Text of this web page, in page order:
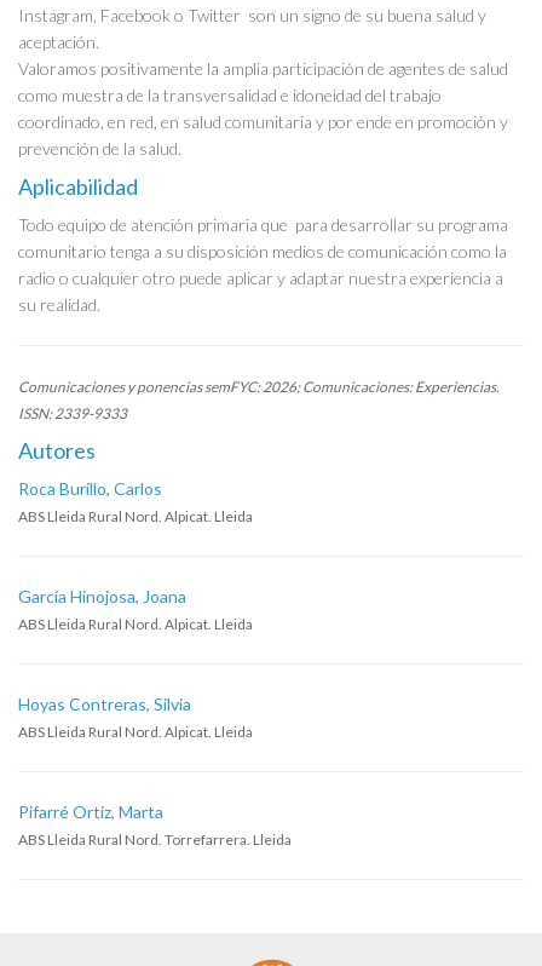
Instagram, Facebook o Twitter son un signo de su buena salud y
aceptación.
Valoramos positivamente la amplia participación de agentes de salud
como muestra de la transversalidad e idoneidad del trabajo
coordinado, en red, en salud comunitaria y por ende en promoción y
prevención de la salud.
Aplicabilidad
Todo equipo de atención primaria que para desarrollar su programa
comunitario tenga a su disposición medios de comunicación como la
radio o cualquier otro puede aplicar y adaptar nuestra experiencia a
su realidad.
Comunicaciones y ponencias semFYC: 2026; Comunicaciones: Experiencias.
ISSN: 2339-9333
Autores
Roca Burillo, Carlos
ABS Lleida Rural Nord. Alpicat. Lleida
García Hinojosa, Joana
ABS Lleida Rural Nord. Alpicat. Lleida
Hoyas Contreras, Silvia
ABS Lleida Rural Nord. Alpicat. Lleida
Pifarré Ortiz, Marta
ABS Lleida Rural Nord. Torrefarrera. Lleida